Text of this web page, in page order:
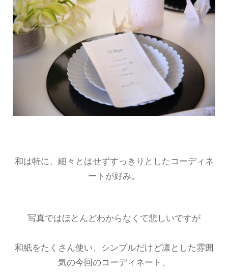
和は特に、細々とはせずすっきりとしたコーディネ
ートが好み。
写真ではほとんどわからなくて悲しいですが
和紙をたくさん使い、シンプルだけど凛とした雰囲
気の今回のコーディネート、